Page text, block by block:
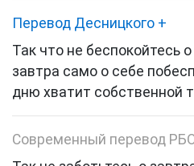
Перевод Десницкого +
Так что не беспокойтесь
завтра само о себе
дню хватит собственной
Современный перевод